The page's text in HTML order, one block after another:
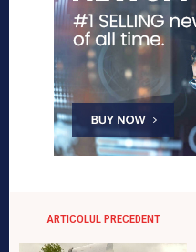
ARTICOLUL PRECEDENT